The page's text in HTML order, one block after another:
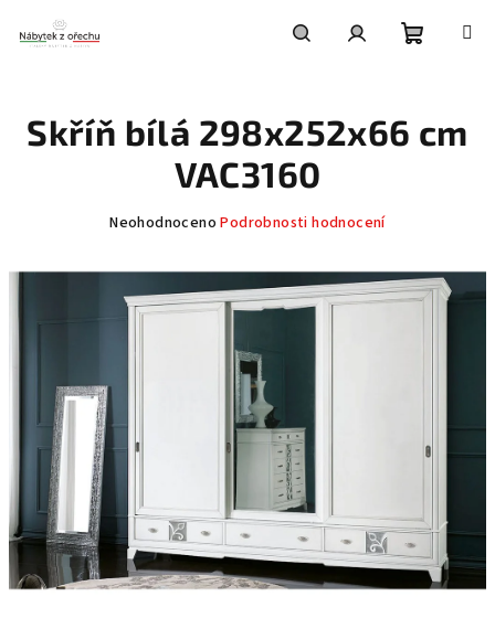
obsah
košík
Skříň bílá 298x252x66 cm
VAC3160
Průměrné
produktu
0,0
Neohodnoceno Podrobnosti hodnocení